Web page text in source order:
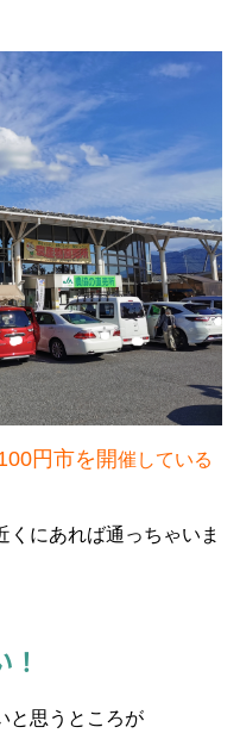
円市を開催している
くにあれば通っちゃいま
と思うところが